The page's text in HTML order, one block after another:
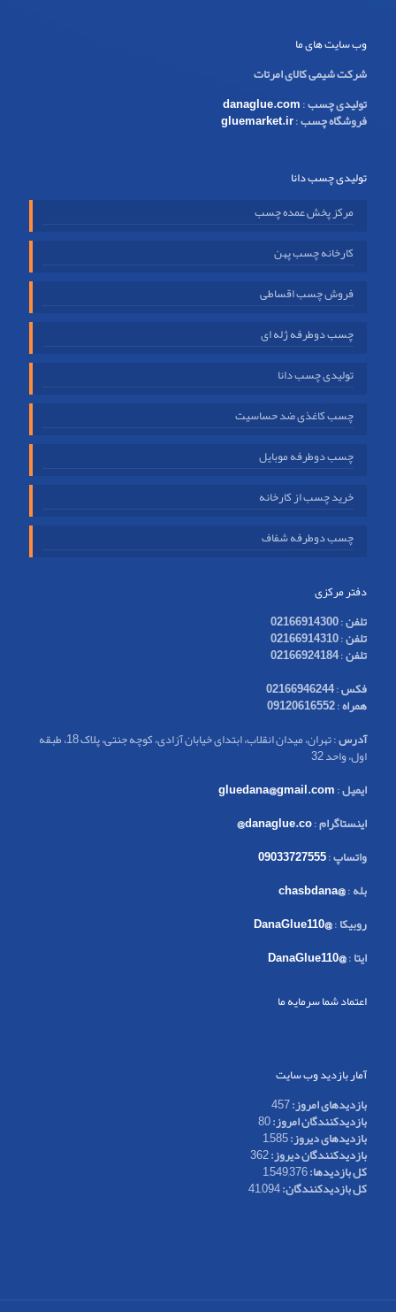
وب سایت های ما
شرکت شیمی کالای امرتات
تولیدی چسب:
danaglue.com
فروشگاه چسب:
gluemarket.ir
تولیدی چسب دانا
مرکز پخش عمده چسب
کارخانه چسب پهن
فروش چسب اقساطی
چسب دوطرفه ژله ای
تولیدی چسب دانا
چسب کاغذی ضد حساسیت
چسب دوطرفه موبایل
خرید چسب از کارخانه
چسب دوطرفه شفاف
دفتر مرکزی
تلفن:
02166914300
تلفن:
02166914310
تلفن:
02166924184
فکس:
02166946244
همراه:
09120616552
آدرس
: تهران، میدان انقلاب، ابتدای خیابان آزادی، کوچه جنتی، پلاک 18، طبقه
اول، واحد 32
ایمیل:
gluedana@gmail.com
اینستاگرام:
danaglue.co@
واتساپ:
09033727555
بله:
@chasbdana
روبیکا:
@DanaGlue110
ایتا:
@DanaGlue110
اعتماد شما سرمایه ما
آمار بازدید وب سایت
بازدیدهای امروز:457
بازدیدکنندگان امروز:80
بازدیدهای دیروز:1,585
بازدیدکنندگان دیروز:362
کل بازدیدها:1,549,376
کل بازدیدکنند‌گان:41,094